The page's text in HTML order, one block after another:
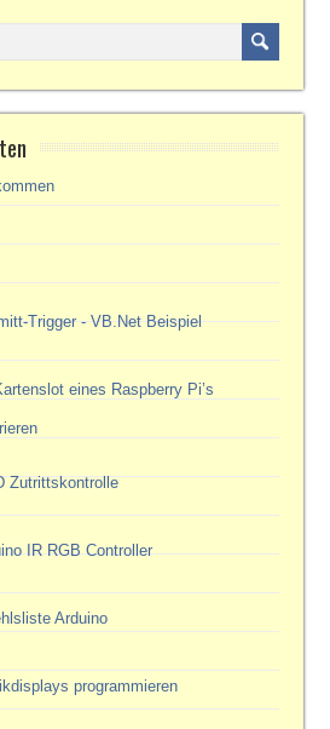
Trigger - VB.Net Beispiel
eines Raspberry Pi’s
Zutrittskontrolle
IR RGB Controller
Arduino
programmieren